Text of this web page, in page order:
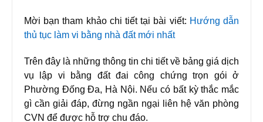
Mời bạn tham khảo chi tiết tại bài viết: Hướng dẫn
thủ tục làm vi bằng nhà đất mới nhất
Trên đây là những thông tin chi tiết về bảng giá dịch
vụ lập vi bằng đất đai công chứng trọn gói ở
Phường Đống Đa, Hà Nội. Nếu có bất kỳ thắc mắc
gì cần giải đáp, đừng ngần ngại liên hệ văn phòng
CVN để được hỗ trợ chu đáo.